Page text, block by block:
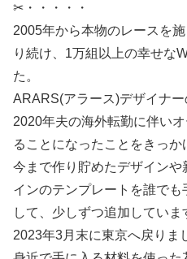
✂・・・・・
2005年から本物のレースを
り続け、1万組以上の幸せな
た。
ARARS(アラース)デザイナー
2020年夫の海外転勤に伴い
ることになったことをきっか
今まで作り貯めたデザイン
インのテンプレートを誰で
して、少しずつ追加していま
2023年3月末に東京へ戻りま